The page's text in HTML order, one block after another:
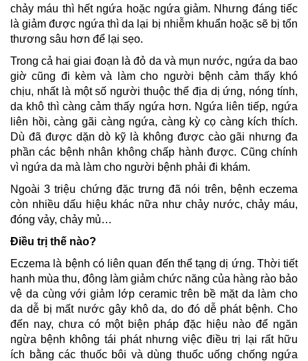
chảy máu thì hết ngứa hoặc ngứa giảm. Nhưng đáng tiếc
là giảm được ngứa thì da lại bị nhiễm khuẩn hoặc sẽ bị tổn
thương sâu hơn để lại sẹo.
Trong cả hai giai đoạn là đỏ da và mụn nước, ngứa da bao
giờ cũng đi kèm và làm cho người bệnh cảm thấy khó
chịu, nhất là một số người thuộc thể địa dị ứng, nóng tính,
da khô thì càng cảm thấy ngứa hơn. Ngứa liên tiếp, ngứa
liên hồi, càng gãi càng ngứa, càng kỳ cọ càng kích thích.
Dù đã được dặn dò kỹ là không được cào gãi nhưng đa
phần các bệnh nhân không chấp hành được. Cũng chính
vì ngứa da mà làm cho người bệnh phải đi khám.
Ngoài 3 triệu chứng đặc trưng đã nói trên, bệnh eczema
còn nhiều dấu hiệu khác nữa như chảy nước, chảy máu,
đóng vảy, chảy mủ…
Điều trị thế nào?
Eczema là bệnh có liên quan đến thể tạng dị ứng. Thời tiết
hanh mùa thu, đông làm giảm chức năng của hàng rào bảo
vệ da cùng với giảm lớp ceramic trên bề mặt da làm cho
da dễ bị mất nước gây khô da, do đó dễ phát bệnh. Cho
đến nay, chưa có một biện pháp đặc hiệu nào để ngăn
ngừa bệnh không tái phát nhưng việc điều trị lại rất hữu
ích bằng các thuốc bôi và dùng thuốc uống chống ngứa